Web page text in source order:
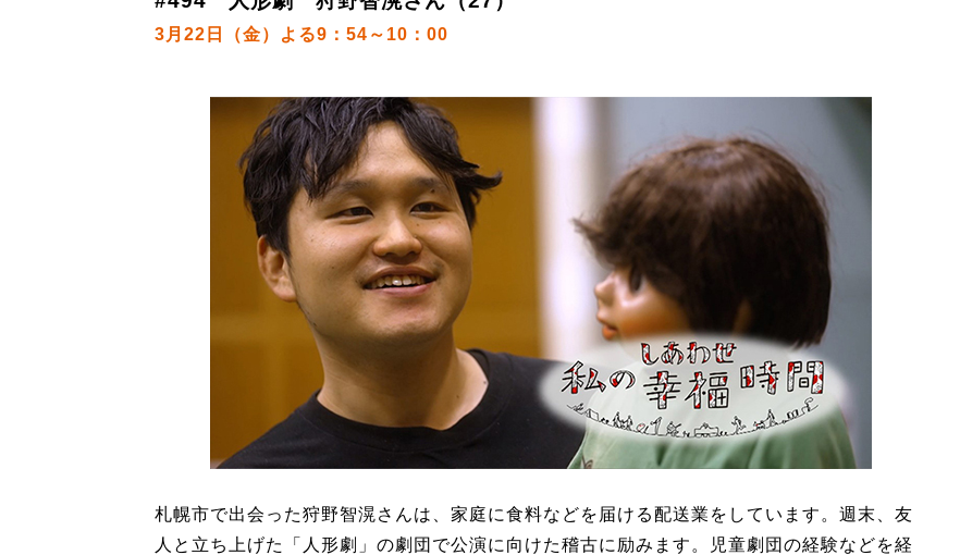
3月22日（金）よる9：54～10：00
札幌市で出会った狩野智滉さんは、家庭に食料などを届ける配送業をしています。週末、友
人と立ち上げた「人形劇」の劇団で公演に向けた稽古に励みます。児童劇団の経験などを経